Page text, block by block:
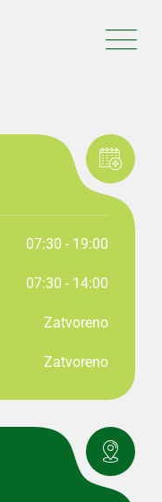
07:30 - 19:00
07:30 - 14:00
Zatvoreno
Zatvoreno